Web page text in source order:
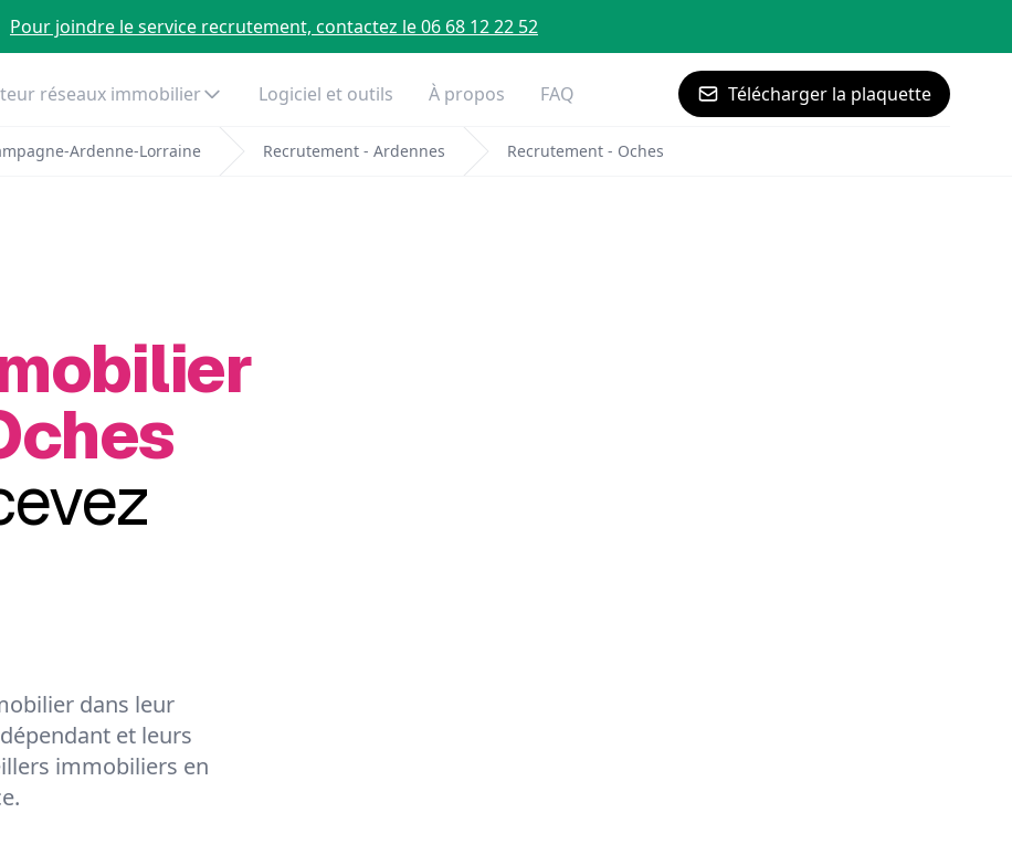
Pour joindre le service recrutement, contactez le 06 68 12 22 52
réseaux immobilier Logiciel et outils À propos FAQ Télécharger la plaquette
Ardenne-Lorraine Recrutement - Ardennes Recrutement - Oches
dans leur
et leurs
immobiliers en